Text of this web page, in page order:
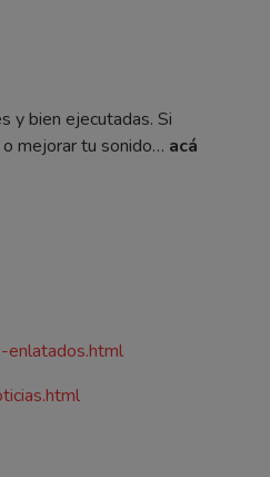
y bien ejecutadas. Si
mejorar tu sonido… acá
enlatados.html